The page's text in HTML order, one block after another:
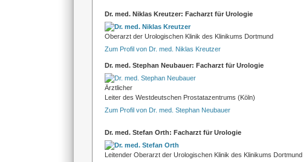
Dr. med. Niklas Kreutzer: Facharzt für Urologie
Oberarzt der Urologischen Klinik des Klinikums Dortmund
Zum Profil von Dr. med. Niklas Kreutzer
Dr. med. Stephan Neubauer: Facharzt für Urologie
Ärztlicher
Leiter des Westdeutschen Prostatazentrums (Köln)
Zum Profil von Dr. med. Stephan Neubauer
Dr. med. Stefan Orth: Facharzt für Urologie
Leitender Oberarzt der Urologischen Klinik des Klinikums Dortmund